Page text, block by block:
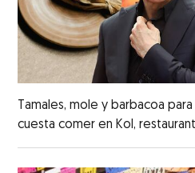
Tamales, mole y barbacoa
cuesta comer en Kol,